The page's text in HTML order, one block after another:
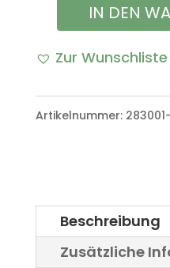
NOS
Iltis
IN DEN
Zur Wunschliste
Artikelnummer:
Beschreibung
Zusätzliche